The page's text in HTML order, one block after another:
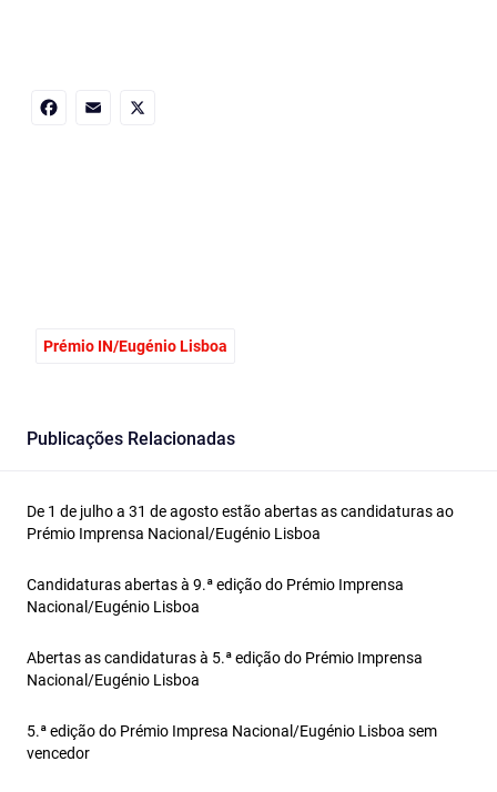
Prémio IN/Eugénio Lisboa
Publicações Relacionadas
De 1 de julho a 31 de agosto estão abertas as candidaturas ao
Prémio Imprensa Nacional/Eugénio Lisboa
Candidaturas abertas à 9.ª edição do Prémio Imprensa
Nacional/Eugénio Lisboa
Abertas as candidaturas à 5.ª edição do Prémio Imprensa
Nacional/Eugénio Lisboa
5.ª edição do Prémio Impresa Nacional/Eugénio Lisboa sem
vencedor